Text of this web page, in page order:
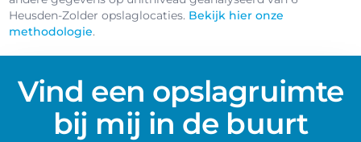
Heusden-Zolder opslaglocaties. Bekijk hier onze
methodologie.
Vind een opslagruimte
bij mij in de buurt